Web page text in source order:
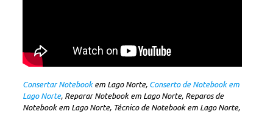
Consertar Notebookem Lago Norte, Conserto de Notebook em
Lago Norte, Reparar Notebook em Lago Norte, Reparos de
Notebook em Lago Norte, Técnico de Notebook em Lago Norte,